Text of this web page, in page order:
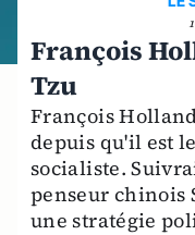
François
Tzu
François
depuis qu'il est
socialiste.
penseur chinois
une stratégie